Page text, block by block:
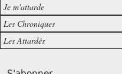
Je m'attarde
Les Chroniques
Les Attardés